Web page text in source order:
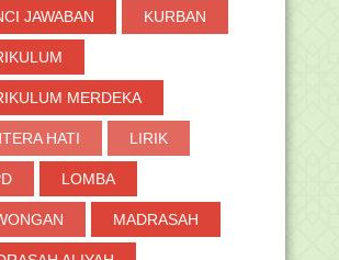
JAWABAN KURBAN
MERDEKA
HATI LIRIK
LOMBA
MADRASAH